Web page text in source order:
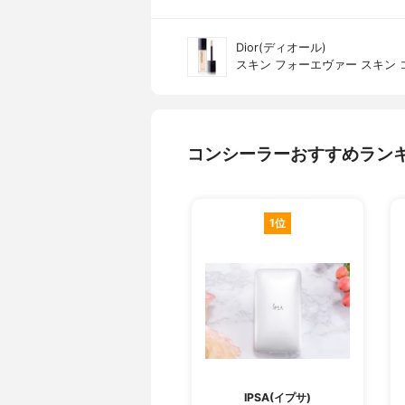
Dior(ディオール)
スキン フォーエヴァー スキン
コンシーラーおすすめラン
1位
IPSA(イプサ)